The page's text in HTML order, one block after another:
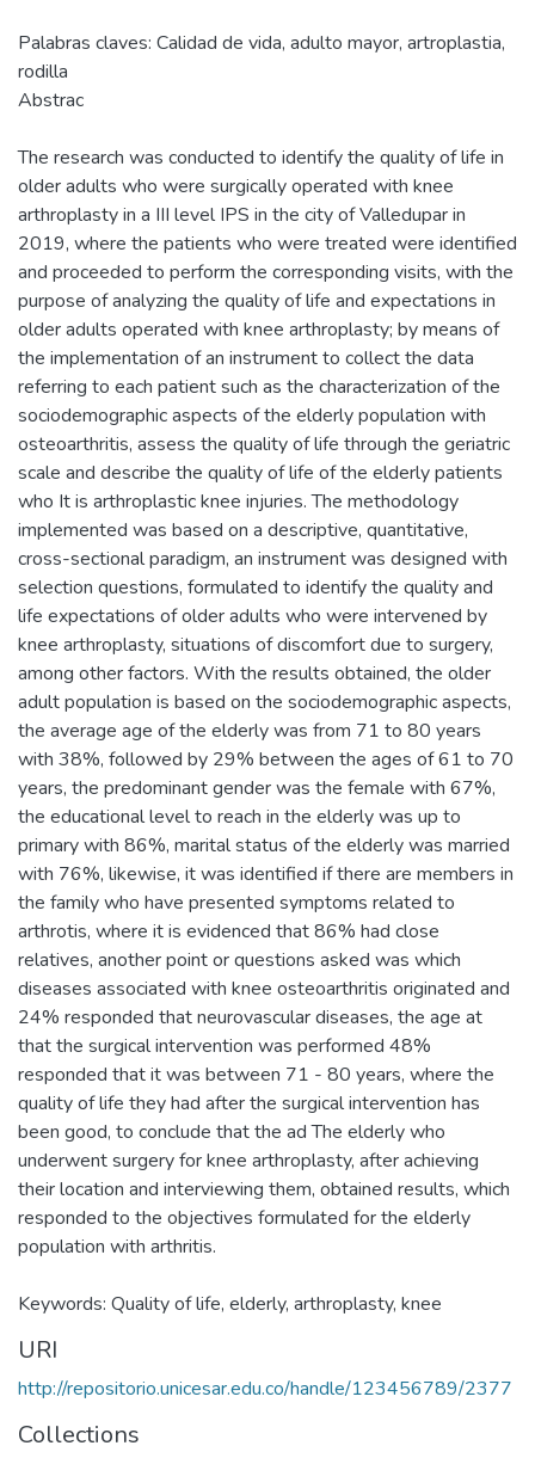
Palabras claves: Calidad de vida, adulto mayor, artroplastia,
rodilla
Abstrac
The research was conducted to identify the quality of life in
older adults who were surgically operated with knee
arthroplasty in a III level IPS in the city of Valledupar in
2019, where the patients who were treated were identified
and proceeded to perform the corresponding visits, with the
purpose of analyzing the quality of life and expectations in
older adults operated with knee arthroplasty; by means of
the implementation of an instrument to collect the data
referring to each patient such as the characterization of the
sociodemographic aspects of the elderly population with
osteoarthritis, assess the quality of life through the geriatric
scale and describe the quality of life of the elderly patients
who It is arthroplastic knee injuries. The methodology
implemented was based on a descriptive, quantitative,
cross-sectional paradigm, an instrument was designed with
selection questions, formulated to identify the quality and
life expectations of older adults who were intervened by
knee arthroplasty, situations of discomfort due to surgery,
among other factors. With the results obtained, the older
adult population is based on the sociodemographic aspects,
the average age of the elderly was from 71 to 80 years
with 38%, followed by 29% between the ages of 61 to 70
years, the predominant gender was the female with 67%,
the educational level to reach in the elderly was up to
primary with 86%, marital status of the elderly was married
with 76%, likewise, it was identified if there are members in
the family who have presented symptoms related to
arthrotis, where it is evidenced that 86% had close
relatives, another point or questions asked was which
diseases associated with knee osteoarthritis originated and
24% responded that neurovascular diseases, the age at
that the surgical intervention was performed 48%
responded that it was between 71 - 80 years, where the
quality of life they had after the surgical intervention has
been good, to conclude that the ad The elderly who
underwent surgery for knee arthroplasty, after achieving
their location and interviewing them, obtained results, which
responded to the objectives formulated for the elderly
population with arthritis.
Keywords: Quality of life, elderly, arthroplasty, knee
URI
http://repositorio.unicesar.edu.co/handle/123456789/2377
Collections